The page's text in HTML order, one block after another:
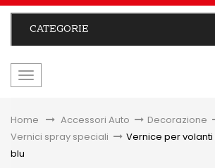
CATEGORIE
navigazione
Home &gt;Accessori Auto > Decorazione
Vernici spray speciali > Vernice per
blu